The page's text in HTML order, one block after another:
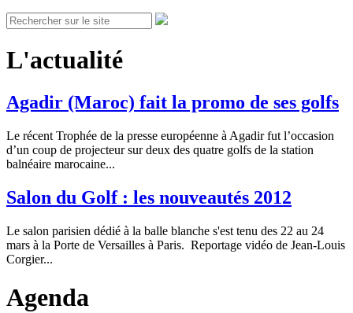
L'actualité
Agadir (Maroc) fait la promo de ses golfs
Le récent Trophée de la presse européenne à Agadir fut l’occasion
d’un coup de projecteur sur deux des quatre golfs de la station
balnéaire marocaine...
Salon du Golf : les nouveautés 2012
Le salon parisien dédié à la balle blanche s'est tenu des 22 au 24
mars à la Porte de Versailles à Paris. Reportage vidéo de Jean-Louis
Corgier...
Agenda